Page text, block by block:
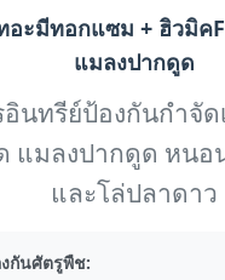
อะมีทอกแซม + ฮิวมิค
แมลงปากดูด
อินทรีย์ป้องกันกำจัด
แมลงปากดูด หนอ
และโล่ปลาดาว
งกันศัตรูพืช: